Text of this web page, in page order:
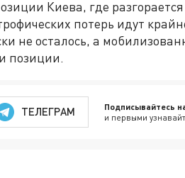
Киева, где
потерь идут
не осталось, а
позиции.
ТЕЛЕГРАМ Подписывайтесь
и первыми